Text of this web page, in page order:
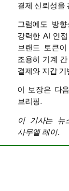
결제 신뢰성을
그럼에도 방
강력한 AI 인
브랜드 토큰
조용히 기계
결제와 지갑
이 보장은 다
브리핑.
이 기사는 뉴
사무엘 레이.